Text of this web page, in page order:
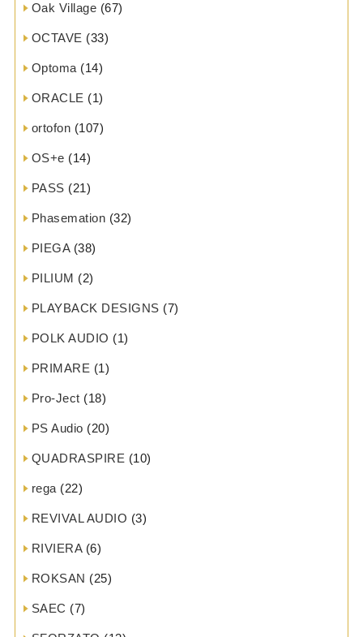
Oak Village (67)
OCTAVE (33)
Optoma (14)
ORACLE (1)
ortofon (107)
OS+e (14)
PASS (21)
Phasemation (32)
PIEGA(38)
PILIUM (2)
PLAYBACK DESIGNS (7)
POLK AUDIO (1)
PRIMARE (1)
Pro-Ject (18)
PS Audio (20)
QUADRASPIRE (10)
rega (22)
REVIVAL AUDIO (3)
RIVIERA(6)
ROKSAN (25)
SAEC (7)